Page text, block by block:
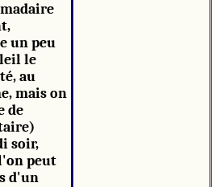
un peu
le
au
mais on
de
soir,
peut
d'un